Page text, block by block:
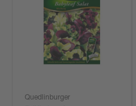
Quedlinburger